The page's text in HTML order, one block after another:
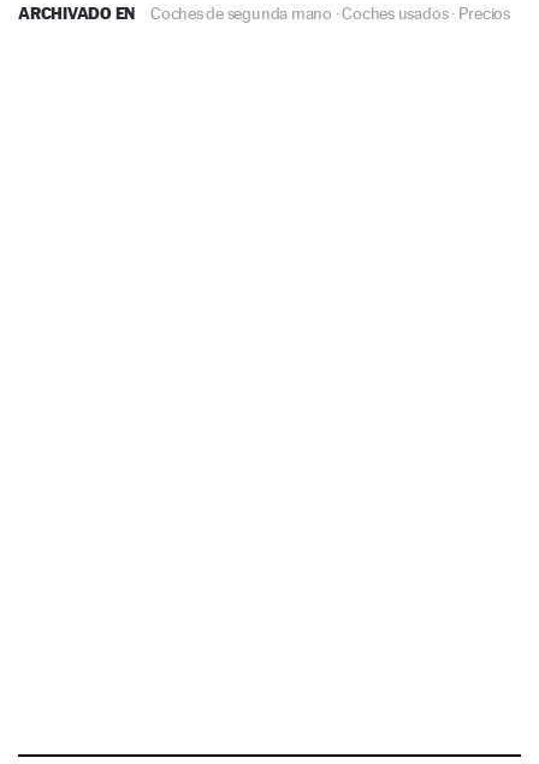
ARCHIVADO EN Coches de segunda mano ·Coches usados· Precios